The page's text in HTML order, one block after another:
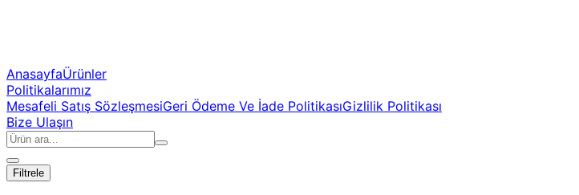
AnasayfaÜrünler
Politikalarımız
Mesafeli Satış SözleşmesiGeri Ödeme Ve İade PolitikasıGizlilik Politikası
Bize Ulaşın
Filtrele